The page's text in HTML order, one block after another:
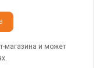
магазина и может